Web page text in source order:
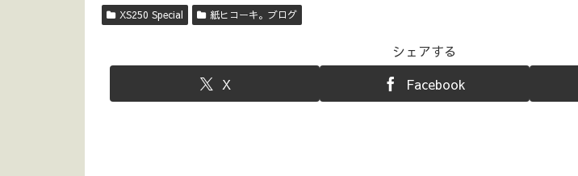
XS250 Special 紙ヒコーキ。ブログ
シェアする
X
Facebook